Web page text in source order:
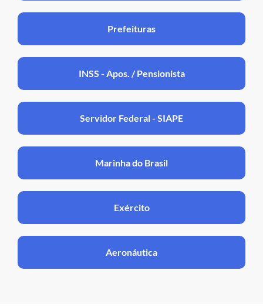
Prefeituras
INSS - Apos. / Pensionista
Servidor Federal - SIAPE
Marinha do Brasil
Exército
Aeronáutica